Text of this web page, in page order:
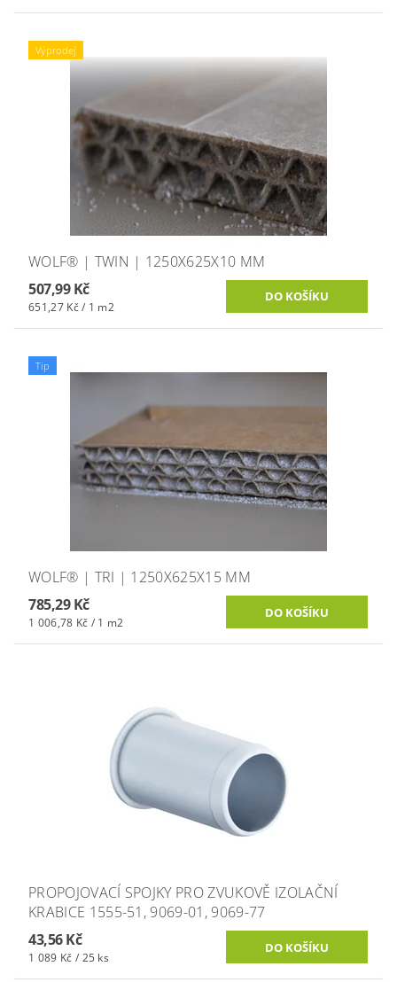
Výprodej
WOLF® | TWIN | 1250X625X10 MM
507,99 Kč
651,27 Kč / 1 m2
Tip
WOLF® | TRI | 1250X625X15 MM
785,29 Kč
1 006,78 Kč / 1 m2
PROPOJOVACÍ SPOJKY PRO ZVUKOVĚ IZOLAČNÍ
KRABICE 1555-51, 9069-01, 9069-77
43,56 Kč
1 089 Kč / 25 ks